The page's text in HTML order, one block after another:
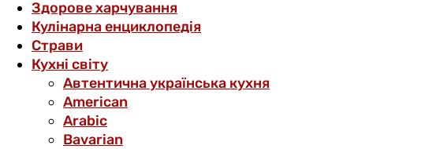
Здорове харчування
Кулінарна енциклопедія
Страви
Кухні світу
Автентична українська кухня
American
Arabic
Bavarian